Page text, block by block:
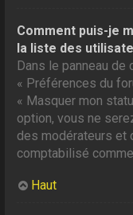
Comment puis-je
la liste des
Dans le panneau de
« Préférences du
« Masquer mon
option, vous ne
des modérateurs et
comptabilisé
Haut